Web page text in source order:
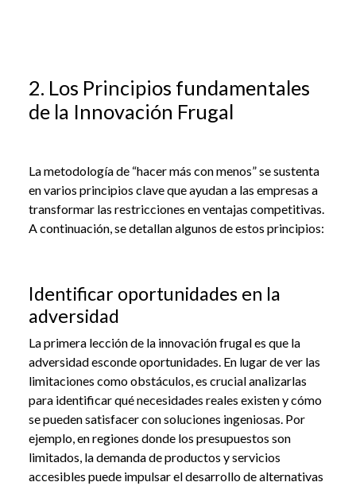
2. Los Principios fundamentales
de la Innovación Frugal
La metodología de “hacer más con menos” se sustenta
en varios principios clave que ayudan a las empresas a
transformar las restricciones en ventajas competitivas.
A continuación, se detallan algunos de estos principios:
Identificar oportunidades en la
adversidad
La primera lección de la innovación frugal es que la
adversidad esconde oportunidades. En lugar de ver las
limitaciones como obstáculos, es crucial analizarlas
para identificar qué necesidades reales existen y cómo
se pueden satisfacer con soluciones ingeniosas. Por
ejemplo, en regiones donde los presupuestos son
limitados, la demanda de productos y servicios
accesibles puede impulsar el desarrollo de alternativas